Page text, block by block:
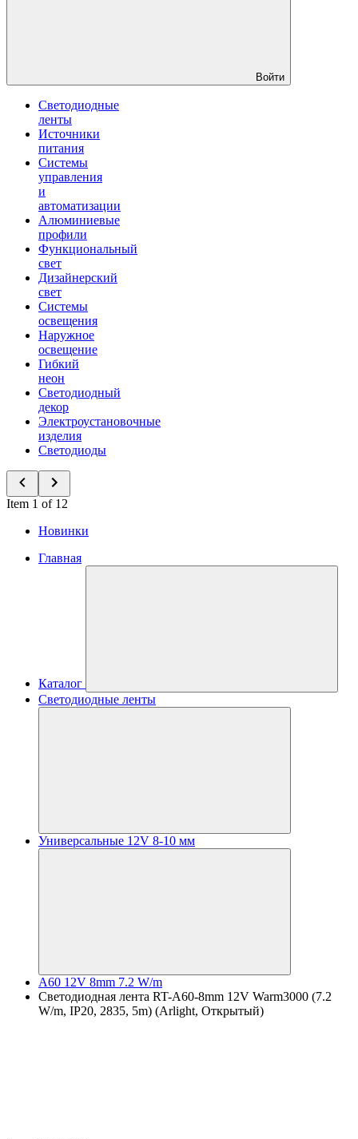
Войти
Светодиодные
ленты
Источники
питания
Системы
управления
и
автоматизации
Алюминиевые
профили
Функциональный
свет
Дизайнерский
свет
Системы
освещения
Наружное
освещение
Гибкий
неон
Светодиодный
декор
Электроустановочные
изделия
Светодиоды
Item 1 of 12
Новинки
Главная
Каталог
Светодиодные ленты
Универсальные 12V 8-10 мм
A60 12V 8mm 7.2 W/m
Светодиодная лента RT-A60-8mm 12V Warm3000 (7.2
W/m, IP20, 2835, 5m) (Arlight, Открытый)